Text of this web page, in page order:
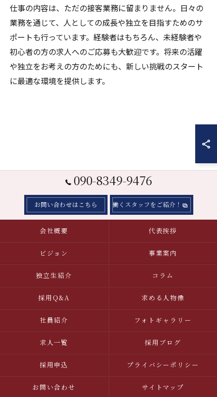
仕事の内容は、ただの接客業務に留まりません。日々の
業務を通じて、人としての成長や独立を目指すためのサ
ポートも行っています。経験者はもちろん、未経験者や
初心者の方の求人へのご応募も大歓迎です。将来の活躍
や独立をお考えの方のためにも、新しい挑戦のスタート
に最適な環境を提供します。
090-8349-9476
お問い合わせはこちら 働くスタッフをご紹介！
会社概要 代表挨拶
ビジョン 事業案内
独立生紹介 コラム
採用Q&A 求める人物像
社員紹介 フォトギャラリー
求人一覧 採用ブログ
採用申込 プライバシーポリシー
お問い合わせ サイトマップ